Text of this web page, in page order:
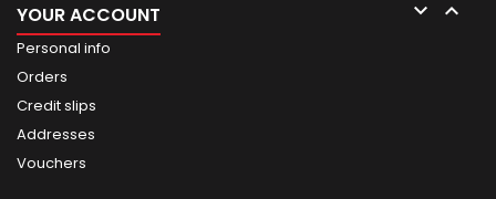
YOUR ACCOUNT  
Personal info
Orders
Credit slips
Addresses
Vouchers